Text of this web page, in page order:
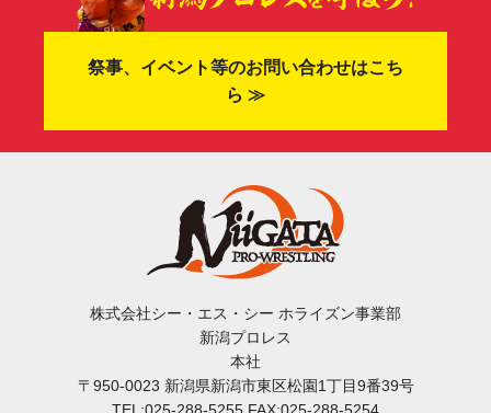
祭事、イベント等のお問い合わせはこち
ら ≫
株式会社シー・エス・シー ホライズン事業部
新潟プロレス
本社
〒950-0023 新潟県新潟市東区松園1丁目9番39号